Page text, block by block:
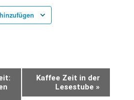
Kaffee Zeit in der
Lesestube »